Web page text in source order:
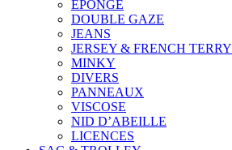
EPONGE
DOUBLE GAZE
JEANS
JERSEY & FRENCH TERRY
MINKY
DIVERS
PANNEAUX
VISCOSE
NID D’ABEILLE
LICENCES